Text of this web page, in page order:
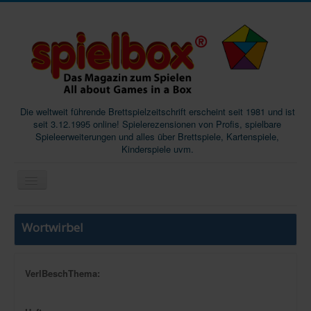
Die weltweit führende Brettspielzeitschrift erscheint seit 1981 und ist
seit 3.12.1995 online! Spielerezensionen von Profis, spielbare
Spieleerweiterungen und alles über Brettspiele, Kartenspiele,
Kinderspiele uvm.
Start
Wortwirbel
VerlBeschThema: